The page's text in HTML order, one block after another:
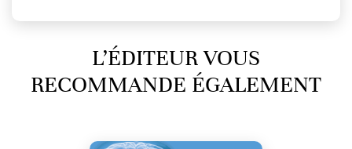
L’ÉDITEUR VOUS
RECOMMANDE ÉGALEMENT